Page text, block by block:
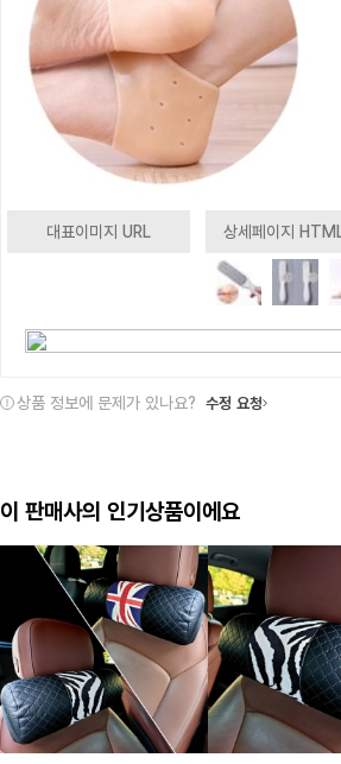
대표이미지 URL 상세페이지
상품 정보에 문제가 있나요? 수정 요청
이 판매사의 인기상품이에요